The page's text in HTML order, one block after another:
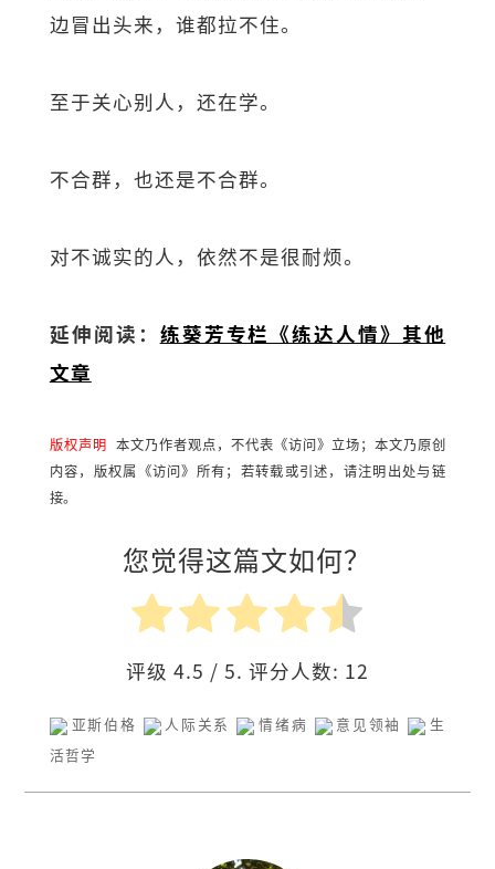
边冒出头来，谁都拉不住。
至于关心别人，还在学。
不合群，也还是不合群。
对不诚实的人，依然不是很耐烦。
延伸阅读： 练葵芳专栏《练达人情》其他
文章
版权声明 本文乃作者观点，不代表《访问》立场；本文乃原创
内容，版权属《访问》所有；若转载或引述，请注明出处与链
接。
您觉得这篇文如何？
评级 4.5 / 5. 评分人数: 12
亚斯伯格 人际关系 情绪病 意见领袖
生
活哲学